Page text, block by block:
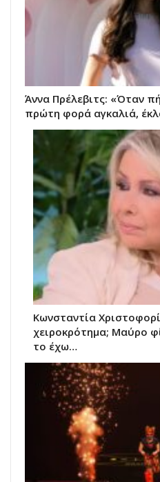
Άννα Πρέλεβιτς: «Όταν
πρώτη φορά αγκαλιά,
Κωνσταντία
χειροκρότημα; Μαύρο
το έχω…